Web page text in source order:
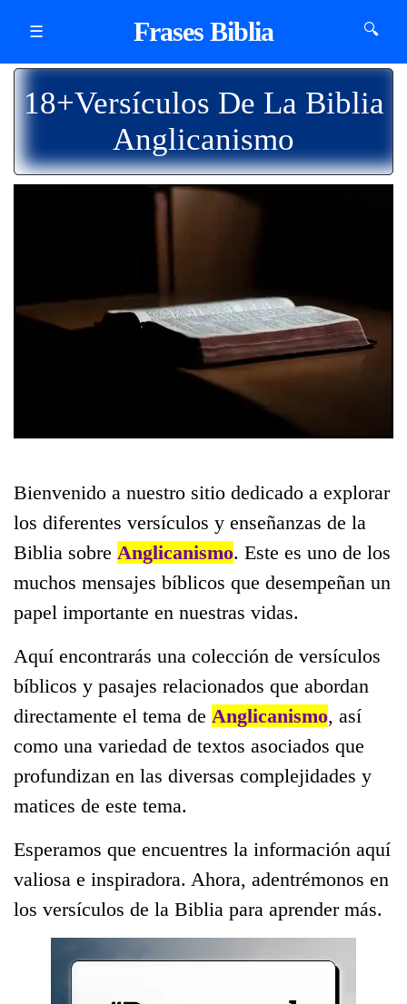
☰ Frases Biblia 🔍
18+Versículos De La Biblia
Anglicanismo
Bienvenido a nuestro sitio dedicado a explorar
los diferentes versículos y enseñanzas de la
Biblia sobre Anglicanismo. Este es uno de los
muchos mensajes bíblicos que desempeñan un
papel importante en nuestras vidas.
Aquí encontrarás una colección de versículos
bíblicos y pasajes relacionados que abordan
directamente el tema de Anglicanismo, así
como una variedad de textos asociados que
profundizan en las diversas complejidades y
matices de este tema.
Esperamos que encuentres la información aquí
valiosa e inspiradora. Ahora, adentrémonos en
los versículos de la Biblia para aprender más.